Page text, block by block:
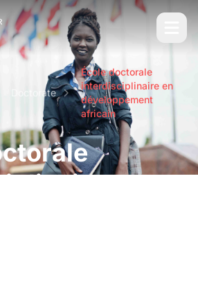
Doctorate
École doctorale
interdisciplinaire en
développement
africain
en